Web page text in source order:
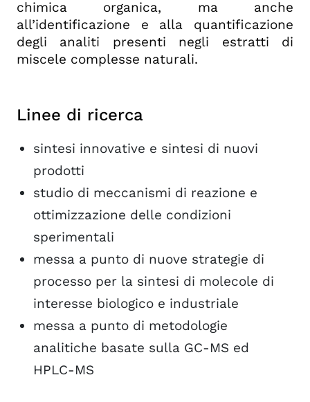
chimica organica, ma anche
all’identificazione e alla quantificazione
degli analiti presenti negli estratti di
miscele complesse naturali.
Linee di ricerca
sintesi innovative e sintesi di nuovi
prodotti
studio di meccanismi di reazione e
ottimizzazione delle condizioni
sperimentali
messa a punto di nuove strategie di
processo per la sintesi di molecole di
interesse biologico e industriale
messa a punto di metodologie
analitiche basate sulla GC-MS ed
HPLC-MS